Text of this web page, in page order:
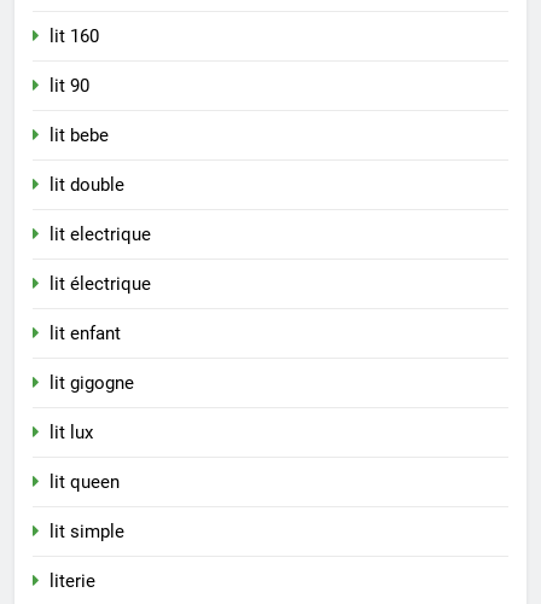
lit 160
lit 90
lit bebe
lit double
lit electrique
lit électrique
lit enfant
lit gigogne
lit lux
lit queen
lit simple
literie